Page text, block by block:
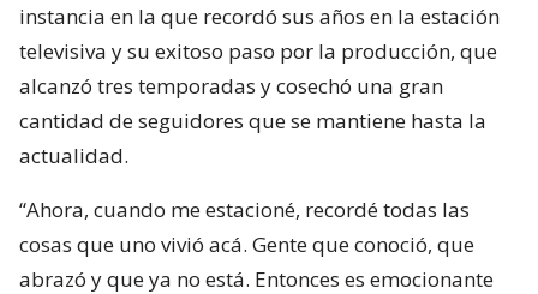
instancia en la que recordó sus años en la estación
televisiva y su exitoso paso por la producción, que
alcanzó tres temporadas y cosechó una gran
cantidad de seguidores que se mantiene hasta la
actualidad.
“Ahora, cuando me estacioné, recordé todas las
cosas que uno vivió acá. Gente que conoció, que
abrazó y que ya no está. Entonces es emocionante